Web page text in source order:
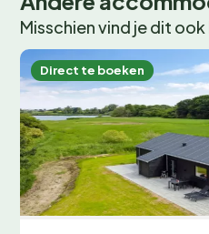
Misschien vind je dit ook
Direct te boeken